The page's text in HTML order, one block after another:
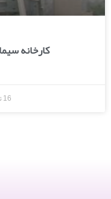
کارخانه
16 تیر 1399